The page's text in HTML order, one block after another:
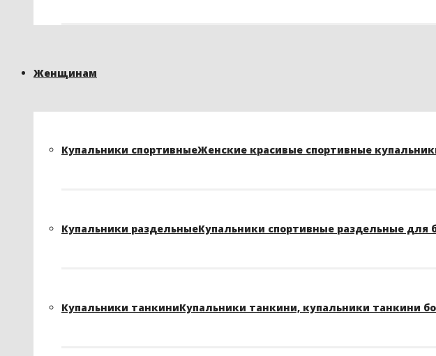
Женщинам
Купальники спортивныеЖенские красивые спортивные
Купальники раздельныеКупальники спортивные раздельные для
Купальники танкиниКупальники танкини, купальники танкини